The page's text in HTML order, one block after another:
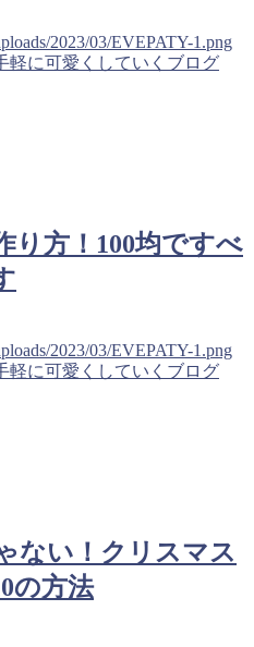
2023/03/EVEPATY-1.png
軽に可愛くしていくブログ
り方！100均ですべ
2023/03/EVEPATY-1.png
軽に可愛くしていくブログ
ない！クリスマス
の方法